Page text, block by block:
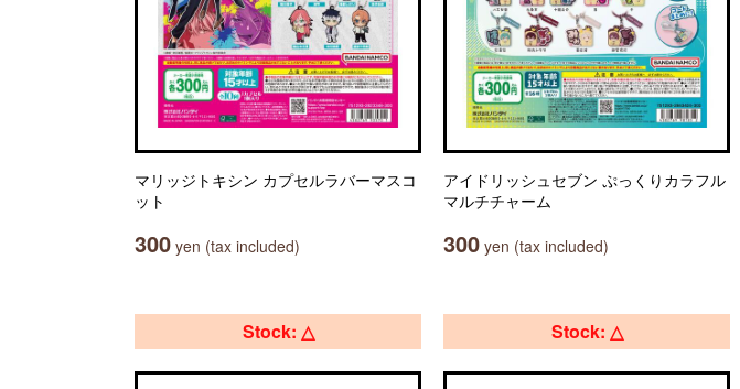
マリッジトキシン カプセルラバーマスコ
ット
300 yen (tax included)
アイドリッシュセブン ぷっくりカラフル
マルチチャーム
300 yen (tax included)
Stock: △ Stock: △